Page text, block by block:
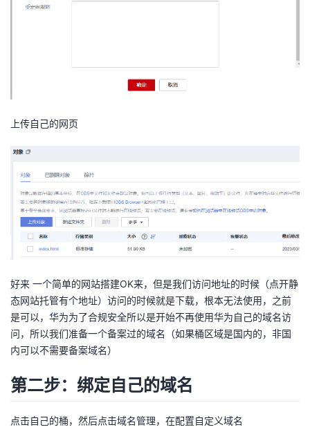
上传自己的网页
好来 一个简单的网站搭建OK来，但是我们访问地址的时候（点开静
态网站托管有个地址）访问的时候就是下载，根本无法使用，之前
是可以，华为为了合规安全所以是开始不再使用华为自己的域名访
问，所以我们准备一个备案过的域名（如果桶区域是国内的，非国
内可以不需要备案域名）
第二步：绑定自己的域名
点击自己的桶，然后点击域名管理，在配置自定义域名